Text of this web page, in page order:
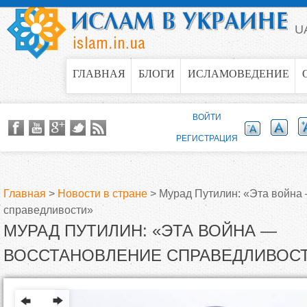
Jump to navigation
ГЛАВНАЯ БЛОГИ ИСЛАМОВЕДЕНИЕ
В
ы
з
Главная > Новости в стране > Мурад Путилин: «Эта
справедливости»
МУРАД ПУТИЛИН: «ЭТА ВОЙНА —
ВОССТАНОВЛЕНИЕ
ВОЙТИ
РЕГИСТРАЦИЯ